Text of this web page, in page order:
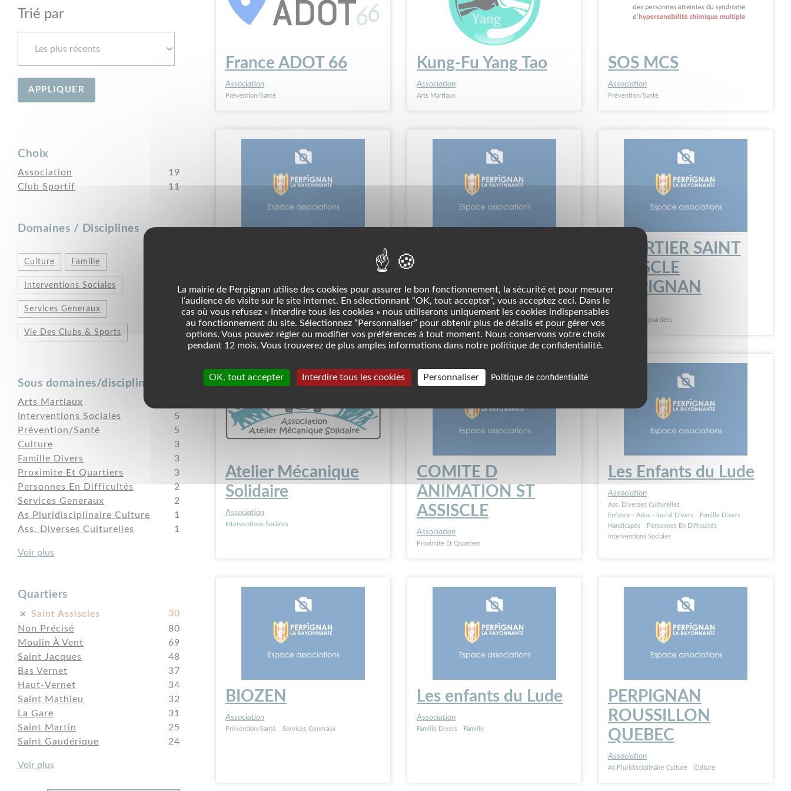
Trié par
Choix
Association
19
Club Sportif
11
Domaines / Disciplines
Culture Famille
Interventions Sociales
Services Generaux
Vie Des Clubs & Sports
Sous domaines/disciplines
Arts Martiaux
Interventions Sociales
5
Prévention/Santé
5
Culture
3
Famille Divers
3
Proximite Et Quartiers
3
Personnes En Difficultés
2
Services Generaux
2
As Pluridisciplinaire Culture
1
Ass. Diverses Culturelles
1
Voir plus
Quartiers
Saint Assiscles
30
Non Précisé
80
Moulin À Vent
69
Saint Jacques
48
Bas Vernet
37
Haut-Vernet
34
Saint Mathieu
32
La Gare
31
Saint Martin
25
Saint Gaudérique
24
Voir plus
France ADOT 66
Association
Prévention/Santé
Kung-Fu Yang Tao
Association
Arts Martiaux
SOS MCS
Association
Prévention/Santé
Association Salsarama
QUARTIER SAINT
ASSISCLE
PERPIGNAN
Proximite Et Quartiers
Atelier Mécanique
Solidaire
Association
Interventions Sociales
COMITE D
ANIMATION ST
ASSISCLE
Association
Proximite Et Quartiers
Les Enfants du Lude
Association
Ass. Diverses Culturelles
Enfance - Ados - Social Divers
Famille Divers
Handicapés
Personnes En Difficultés
Interventions Sociales
BIOZEN
Association
Prévention/Santé Services Generaux
Les enfants du Lude
Association
Famille Divers Famille
PERPIGNAN
ROUSSILLON
QUEBEC
Association
As Pluridisciplinaire Culture Culture
La mairie de Perpignan utilise des cookies pour assurer le bon fonctionnement, la sécurité et pour mesurer
l’audience de visite sur le site internet. En sélectionnant “OK, tout accepter”, vous acceptez ceci. Dans le
cas où vous refusez « Interdire tous les cookies » nous utiliserons uniquement les cookies indispensables
au fonctionnement du site. Sélectionnez “Personnaliser” pour obtenir plus de détails et pour gérer vos
options. Vous pouvez régler ou modifier vos préférences à tout moment. Nous conservons votre choix
pendant 12 mois. Vous trouverez de plus amples informations dans notre politique de confidentialité.
OK, tout accepter Interdire tous les cookies Personnaliser Politique de confidentialité